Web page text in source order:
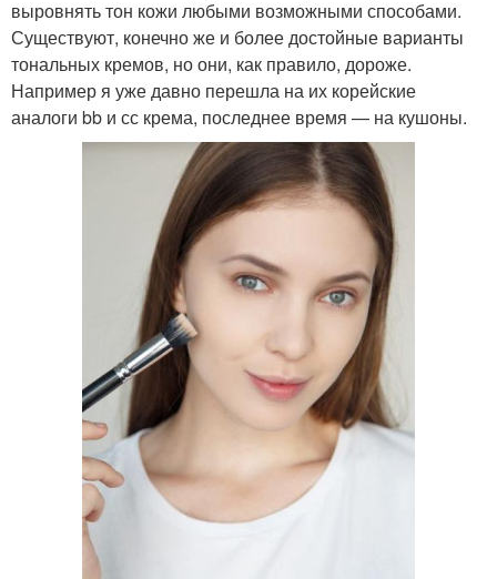
выровнять тон кожи любыми возможными способами.
Существуют, конечно же и более достойные варианты
тональных кремов, но они, как правило, дороже.
Например я уже давно перешла на их корейские
аналоги bb и сс крема, последнее время — на кушоны.